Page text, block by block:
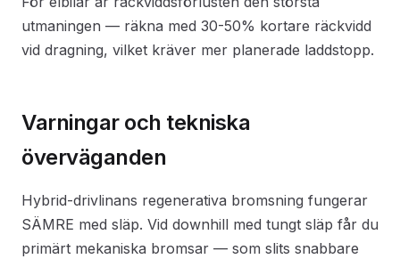
utmaningen — räkna med 30-50% kortare räckvidd
vid dragning, vilket kräver mer planerade laddstopp.
Varningar och tekniska
överväganden
Hybrid-drivlinans regenerativa bromsning fungerar
SÄMRE med släp. Vid downhill med tungt släp får du
primärt mekaniska bromsar — som slits snabbare